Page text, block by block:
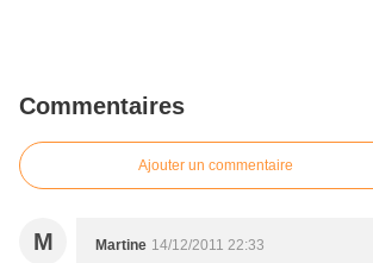
Commentaires
Ajouter un commentaire
M Martine 14/12/2011 22:33